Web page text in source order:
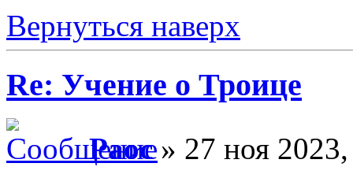
Вернуться наверх
Re: Учение о Троице
Раос» 27 ноя